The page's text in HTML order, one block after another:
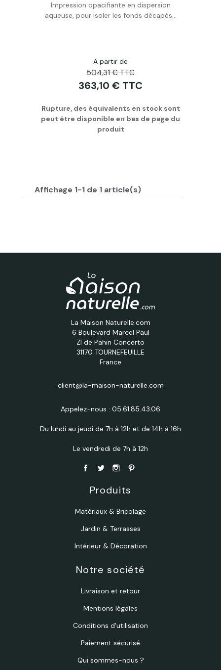
Personnaliser
Impression opacifiante en dispersion
aqueuse, pour isoler les fonds décapés...
A partir de
504,31 € TTC
363,10 € TTC
Rupture, des équivalents en stock sont
peut être disponible en bas de page du
produit
Affichage 1-1 de 1 article(s)
La Maison Naturelle.com
6 Boulevard Marcel Paul
ZI de Pahin Concerto
31170 TOURNEFEUILLE
France
client@la-maison-naturelle.com
Appelez-nous : 05.61.85.43.06
Du lundi au jeudi de 7h à 12h et de 14h à 16h
Le vendredi de 7h à 12h
Produits
Matériaux & Bricolage
Jardin & Terrasses
Intérieur & Décoration
Notre société
Livraison et retour
Mentions légales
Conditions d'utilisation
Paiement sécurisé
Qui sommes-nous ?